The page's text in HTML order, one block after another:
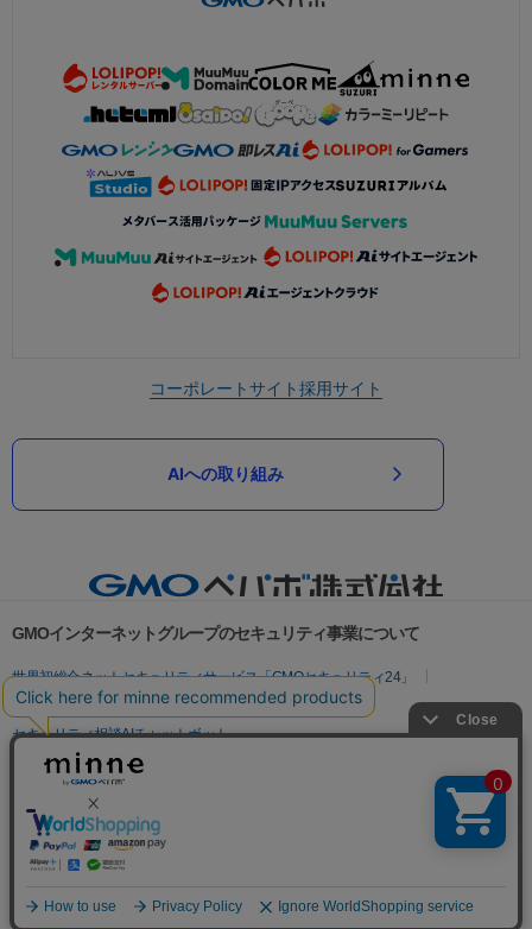
コーポレートサイト採用サイト
AIへの取り組み
GMOインターネットグループのセキュリティ事業について
世界初総合ネットセキュリティサービス「GMOセキュリティ24」
パスワード漏洩診断
Webサイトリスク診断
セキュリティ相談AIチャットボット
実在証明・盗聴対策
サイバー攻撃対策（GMO Flatt Security）
セキュリティ事業の軌跡